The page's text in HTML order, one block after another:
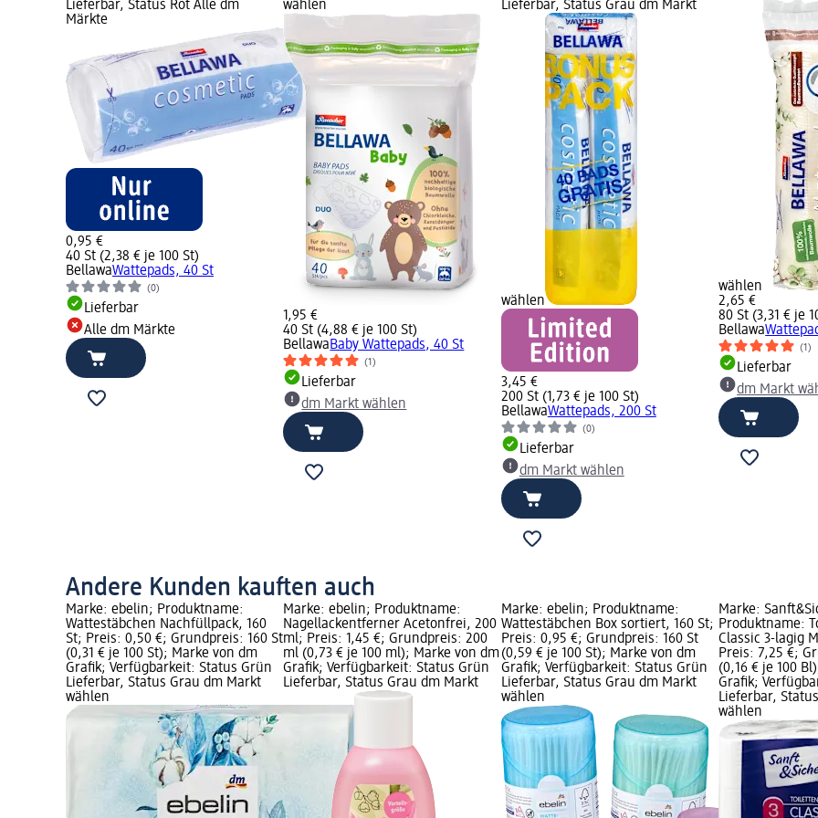
Lieferbar, Status Rot Alle dm
Märkte
0,95 €
40 St (2,38 € je 100 St)
BellawaWattepads, 40 St
(0)
Lieferbar
Alle dm Märkte
wählen
1,95 €
40 St (4,88 € je 100 St)
BellawaBaby Wattepads, 40 St
(1)
Lieferbar
dm Markt wählen
Lieferbar, Status Grau dm Markt
wählen
3,45 €
200 St (1,73 € je 100 St)
BellawaWattepads, 200 St
(0)
Lieferbar
dm Markt wählen
wählen
2,65 €
80 St (3,31 € je
Bellawa
(1)
Lieferbar
dm Markt
Andere Kunden kauften auch
Marke: ebelin; Produktname:
Wattestäbchen Nachfüllpack, 160
St; Preis: 0,50 €; Grundpreis: 160 St
(0,31 € je 100 St); Marke von dm
Grafik; Verfügbarkeit: Status Grün
Lieferbar, Status Grau dm Markt
wählen
Marke: ebelin; Produktname:
Nagellackentferner Acetonfrei, 200
ml; Preis: 1,45 €; Grundpreis: 200
ml (0,73 € je 100 ml); Marke von dm
Grafik; Verfügbarkeit: Status Grün
Lieferbar, Status Grau dm Markt
Marke: ebelin; Produktname:
Wattestäbchen Box sortiert, 160 St;
Preis: 0,95 €; Grundpreis: 160 St
(0,59 € je 100 St); Marke von dm
Grafik; Verfügbarkeit: Status Grün
Lieferbar, Status Grau dm Markt
wählen
Marke:
Produktname:
Classic 3-lagig
Preis: 7,25 €;
(0,16 € je 100
Grafik;
Lieferbar,
wählen